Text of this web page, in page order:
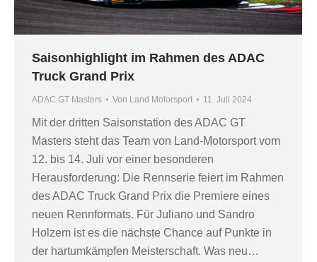
Saisonhighlight im Rahmen des ADAC
Truck Grand Prix
ADAC GT Masters Von Land Motorsport 11. Juli 2024
Mit der dritten Saisonstation des ADAC GT
Masters steht das Team von Land-Motorsport vom
12. bis 14. Juli vor einer besonderen
Herausforderung: Die Rennserie feiert im Rahmen
des ADAC Truck Grand Prix die Premiere eines
neuen Rennformats. Für Juliano und Sandro
Holzem ist es die nächste Chance auf Punkte in
der hartumkämpfen Meisterschaft. Was neu…